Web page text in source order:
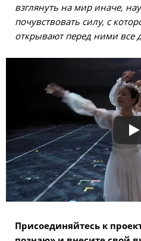
взглянуть на мир иначе,
почувствовать силу, с
открывают перед ними все
Присоединяйтесь к